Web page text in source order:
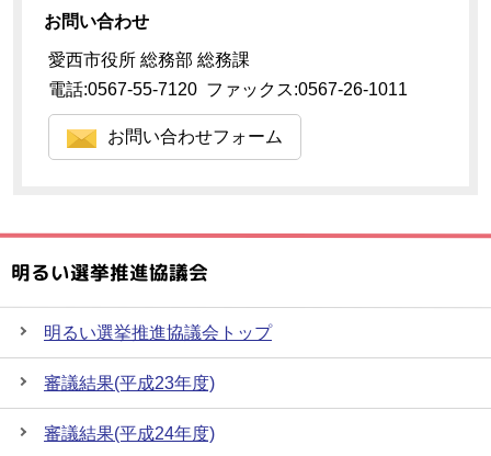
お問い合わせ
愛西市役所 総務部 総務課
電話:0567-55-7120 ファックス:0567-26-1011
お問い合わせフォーム
明るい選挙推進協議会
明るい選挙推進協議会トップ
審議結果(平成23年度)
審議結果(平成24年度)